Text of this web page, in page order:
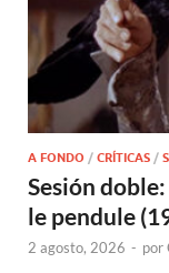
A FONDO / CRÍTICAS /
Sesión
le pendule
2 agosto, 2026 - por